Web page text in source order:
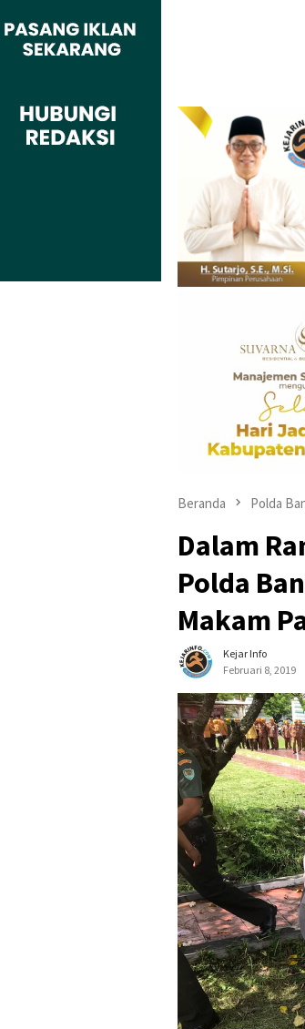
Beranda Polda
Dalam
Polda
Makam
Kejar Info
Februari 8, 2019